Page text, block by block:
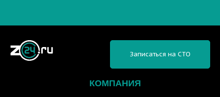
КОМПАНИЯ
Записаться на СТО